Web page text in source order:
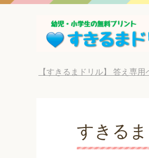
【すきるまドリル】 答え専用
すきる